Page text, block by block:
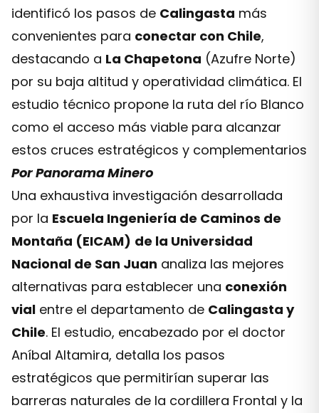
identificó los pasos de Calingasta más
convenientes para conectar con Chile,
destacando a La Chapetona (Azufre Norte)
por su baja altitud y operatividad climática. El
estudio técnico propone la ruta del río Blanco
como el acceso más viable para alcanzar
estos cruces estratégicos y complementarios
Por Panorama Minero
Una exhaustiva investigación desarrollada
por la Escuela Ingeniería de Caminos de
Montaña (EICAM) de la Universidad
Nacional de San Juan analiza las mejores
alternativas para establecer una conexión
vial entre el departamento de Calingasta y
Chile. El estudio, encabezado por el doctor
Aníbal Altamira, detalla los pasos
estratégicos que permitirían superar las
barreras naturales de la cordillera Frontal y la